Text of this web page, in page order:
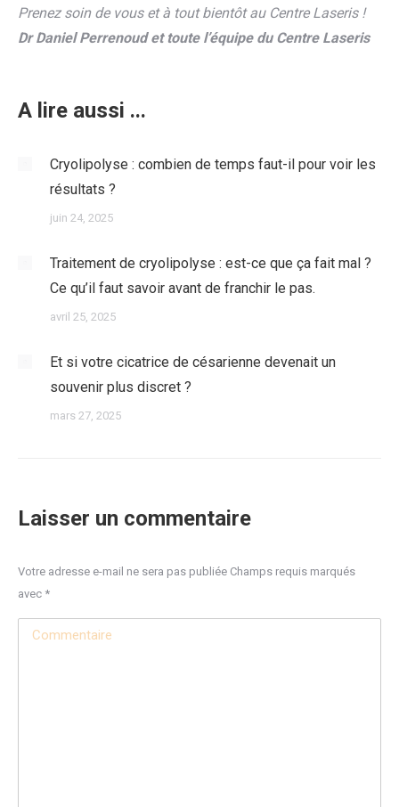
Prenez soin de vous et à tout bientôt au Centre Laseris !
Dr Daniel Perrenoud et toute l’équipe du Centre Laseris
A lire aussi ...
Cryolipolyse : combien de temps faut-il pour voir les
résultats ?
juin 24, 2025
Traitement de cryolipolyse : est-ce que ça fait mal ?
Ce qu’il faut savoir avant de franchir le pas.
avril 25, 2025
Et si votre cicatrice de césarienne devenait un
souvenir plus discret ?
mars 27, 2025
Laisser un commentaire
Votre adresse e-mail ne sera pas publiée Champs requis marqués
avec *
Commentaire